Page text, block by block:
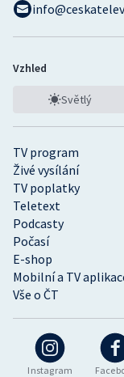
Instagram
TV program
Živé vysílání
TV poplatky
Teletext
Podcasty
Počasí
E-shop
Mobilní a TV
Vše o ČT
Vzhled
Světlý